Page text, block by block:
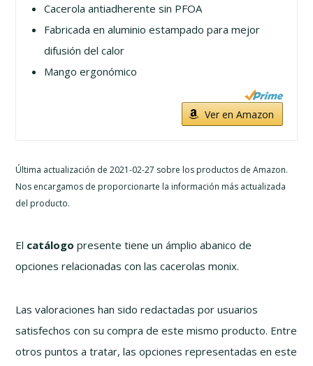
Cacerola antiadherente sin PFOA
Fabricada en aluminio estampado para mejor
difusión del calor
Mango ergonómico
Ver en Amazon
Última actualización de 2021-02-27 sobre los productos de Amazon.
Nos encargamos de proporcionarte la información más actualizada
del producto.
El catálogo presente tiene un ámplio abanico de
opciones relacionadas con las cacerolas monix.
Las valoraciones han sido redactadas por usuarios
satisfechos con su compra de este mismo producto. Entre
otros puntos a tratar, las opciones representadas en este